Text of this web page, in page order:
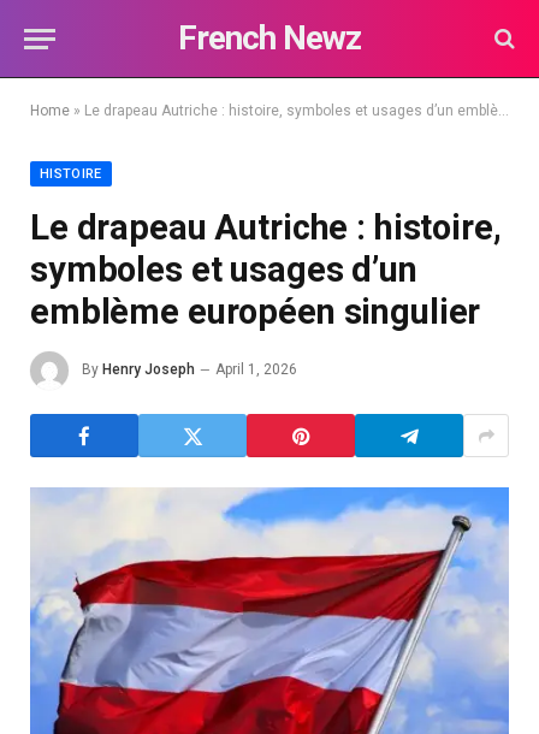
French Newz
Home » Le drapeau Autriche : histoire, symboles et usages d’un emblème européen singulier
HISTOIRE
Le drapeau Autriche : histoire,
symboles et usages d’un
emblème européen singulier
By Henry Joseph April 1, 2026